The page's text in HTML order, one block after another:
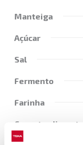
Manteiga
Açúcar
Sal
Fermento
Farinha
Corante alimentar